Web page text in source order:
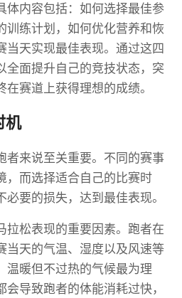
体内容包括：如何选择最佳参
训练计划，如何优化营养和恢
当天实现最佳表现。通过这四
全面提升自己的竞技状态，突
赛道上获得理想的成绩。
机
者来说至关重要。不同的赛事
，而选择适合自己的比赛时
要的损失，达到最佳表现。
拉松表现的重要因素。跑者在
当天的气温、湿度以及风速等
温暖但不过热的气候最为理
导致跑者的体能消耗过快，